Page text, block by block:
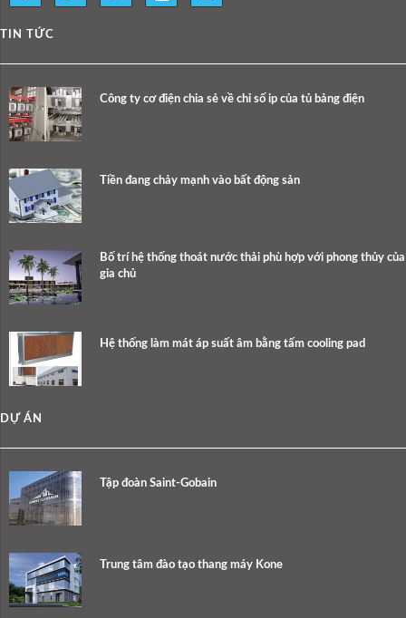
TIN TỨC
Công ty cơ điện chia sẻ về chỉ số ip của tủ bảng điện
Tiền đang chảy mạnh vào bất động sản
Bố trí hệ thống thoát nước thải phù hợp với phong thủy của
gia chủ
Hệ thống làm mát áp suất âm bằng tấm cooling pad
DỰ ÁN
Tập đoàn Saint-Gobain
Trung tâm đào tạo thang máy Kone